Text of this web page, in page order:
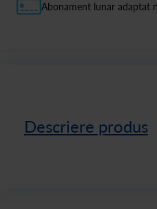
Abonament lunar adaptat
Descriere produs